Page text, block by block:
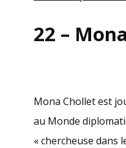
22 –
Mona Chollet est
au Monde
« chercheuse dans